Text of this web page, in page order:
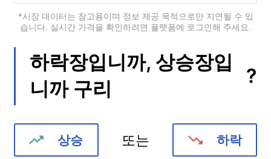
Italiano
Polski
*시장 데이터는 참고용이며 정보 제공 목적으로만 지연될 수 있
습니다. 실시간 가격을 확인하려면 플랫폼에 로그인해 주세요.
하락장입니까, 상승장입
니까 구리
?
상승 또는 하락